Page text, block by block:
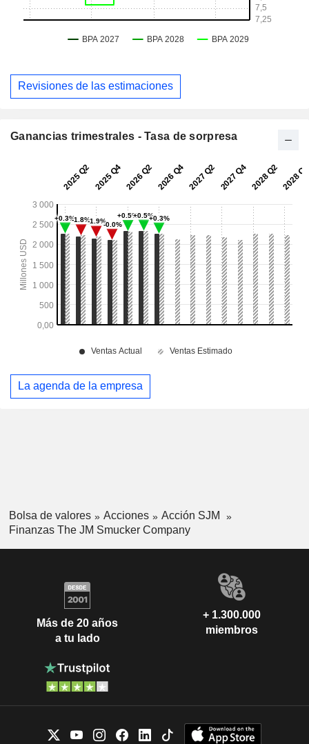
Revisiones de las estimaciones
Ganancias trimestrales - Tasa de sorpresa
La agenda de la empresa
Bolsa de valores Acciones
Acción SJM
Finanzas The JM Smucker Company
Más de 20 años
a tu lado
+ 1.300.000
miembros